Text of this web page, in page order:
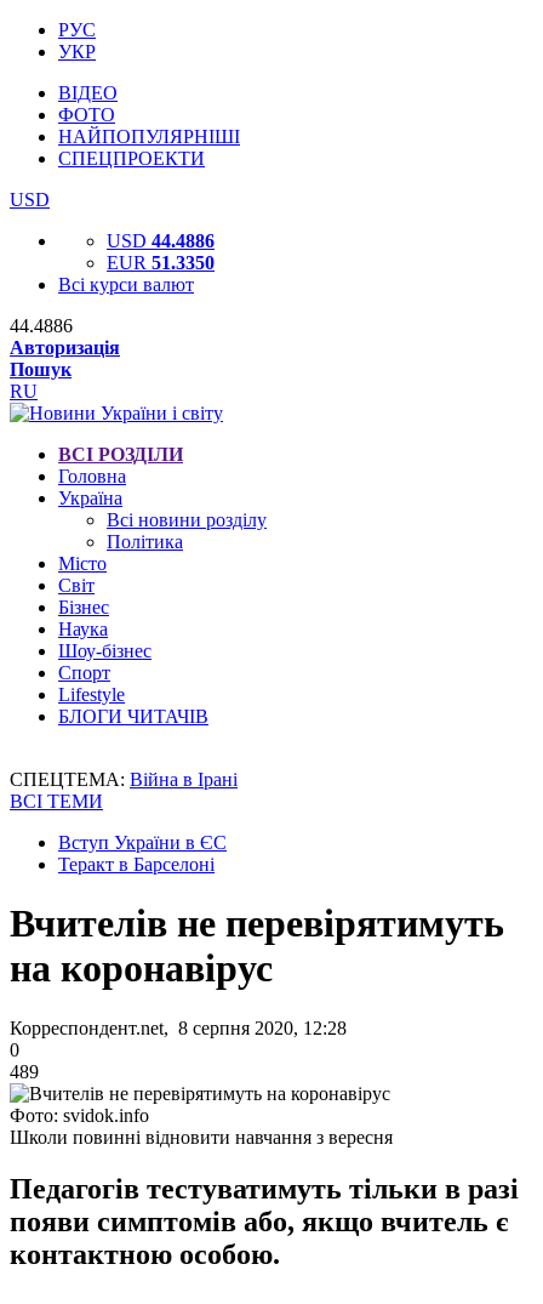
РУС
УКР
ВІДЕО
ФОТО
НАЙПОПУЛЯРНІШІ
СПЕЦПРОЕКТИ
USD
USD 44.4886
EUR 51.3350
Всі курси валют
44.4886
Авторизація
Пошук
RU
ВСІ РОЗДІЛИ
Головна
Україна
Всі новини розділу
Політика
Місто
Світ
Бізнес
Наука
Шоу-бізнес
Спорт
Lifestyle
БЛОГИ ЧИТАЧІВ
СПЕЦТЕМА: Війна в Ірані
ВСІ ТЕМИ
Вступ України в ЄС
Теракт в Барселоні
Вчителів не перевірятимуть
на коронавірус
Корреспондент.net, 8 серпня 2020, 12:28
0
489
Фото: svidok.info
Школи повинні відновити навчання з вересня
Педагогів тестуватимуть тільки в разі
появи симптомів або, якщо вчитель є
контактною особою.